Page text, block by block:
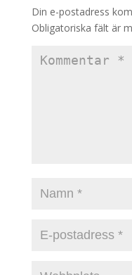
Din e-postadress
Obligatoriska fält är